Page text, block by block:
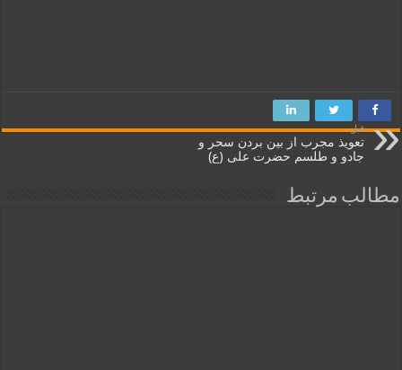
قبل
تعویذ مجرب از بین بردن سحر و
جادو و طلسم حضرت علی (ع)
مطالب مرتبط